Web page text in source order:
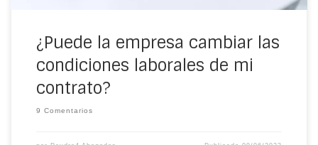
¿Puede la empresa cambiar las
condiciones laborales de mi
contrato?
9 Comentarios